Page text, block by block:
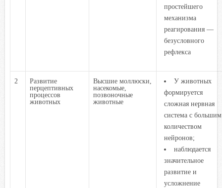
простейшего
механизма
реагирования —
безусловного
рефлекса
2
Развитие
перцептивных
процессов
животных
Высшие моллюски,
насекомые,
позвоночные
животные
У животных
формируется
сложная нервная
система с большим
количеством
нейронов;
наблюдается
значительное
развитие и
усложнение